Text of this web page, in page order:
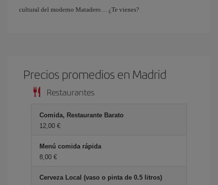
cultural del moderno Matadero… ¿Te vienes?
Precios promedios en Madrid
Restaurantes
Comida, Restaurante Barato
12,00 €
Menú comida rápida
8,00 €
Cerveza Local (vaso o pinta de 0.5 litros)